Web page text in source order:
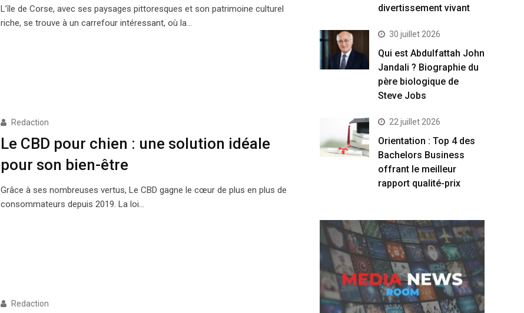
L’île de Corse, avec ses paysages pittoresques et son patrimoine culturel
riche, se trouve à un carrefour intéressant, où la…
Redaction
Le CBD pour chien : une solution idéale
pour son bien-être
Grâce à ses nombreuses vertus, Le CBD gagne le cœur de plus en plus de
consommateurs depuis 2019. La loi…
Redaction
divertissement vivant
30 juillet 2026
Qui est Abdulfattah John
Jandali ? Biographie du
père biologique de
Steve Jobs
22 juillet 2026
Orientation : Top 4 des
Bachelors Business
offrant le meilleur
rapport qualité-prix